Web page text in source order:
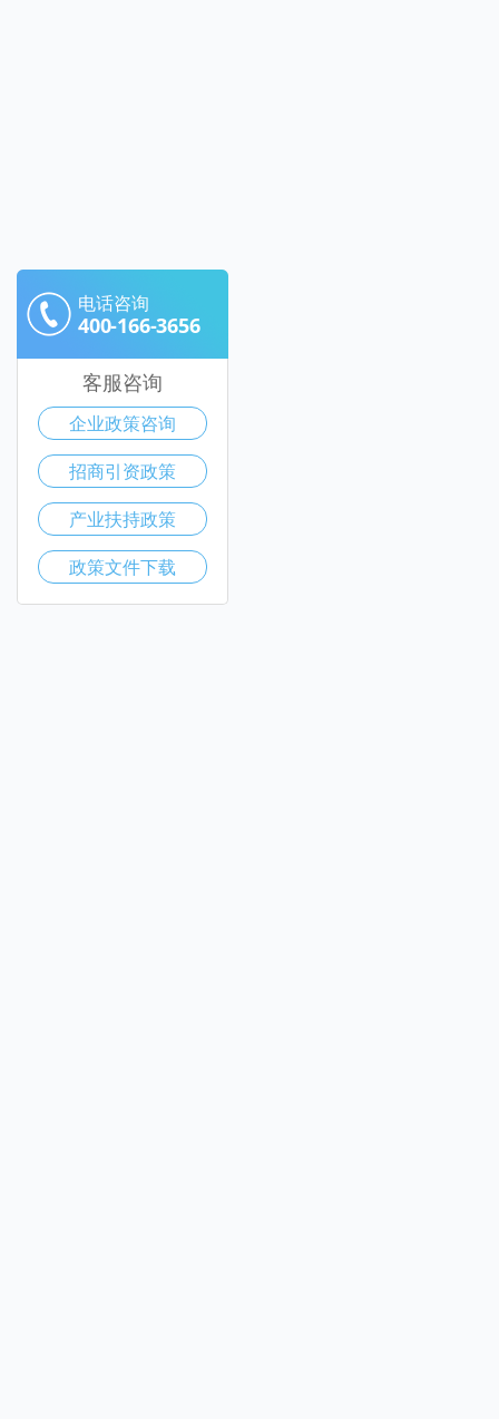
电话咨询
400-166-3656
客服咨询
企业政策咨询
招商引资政策
产业扶持政策
政策文件下载